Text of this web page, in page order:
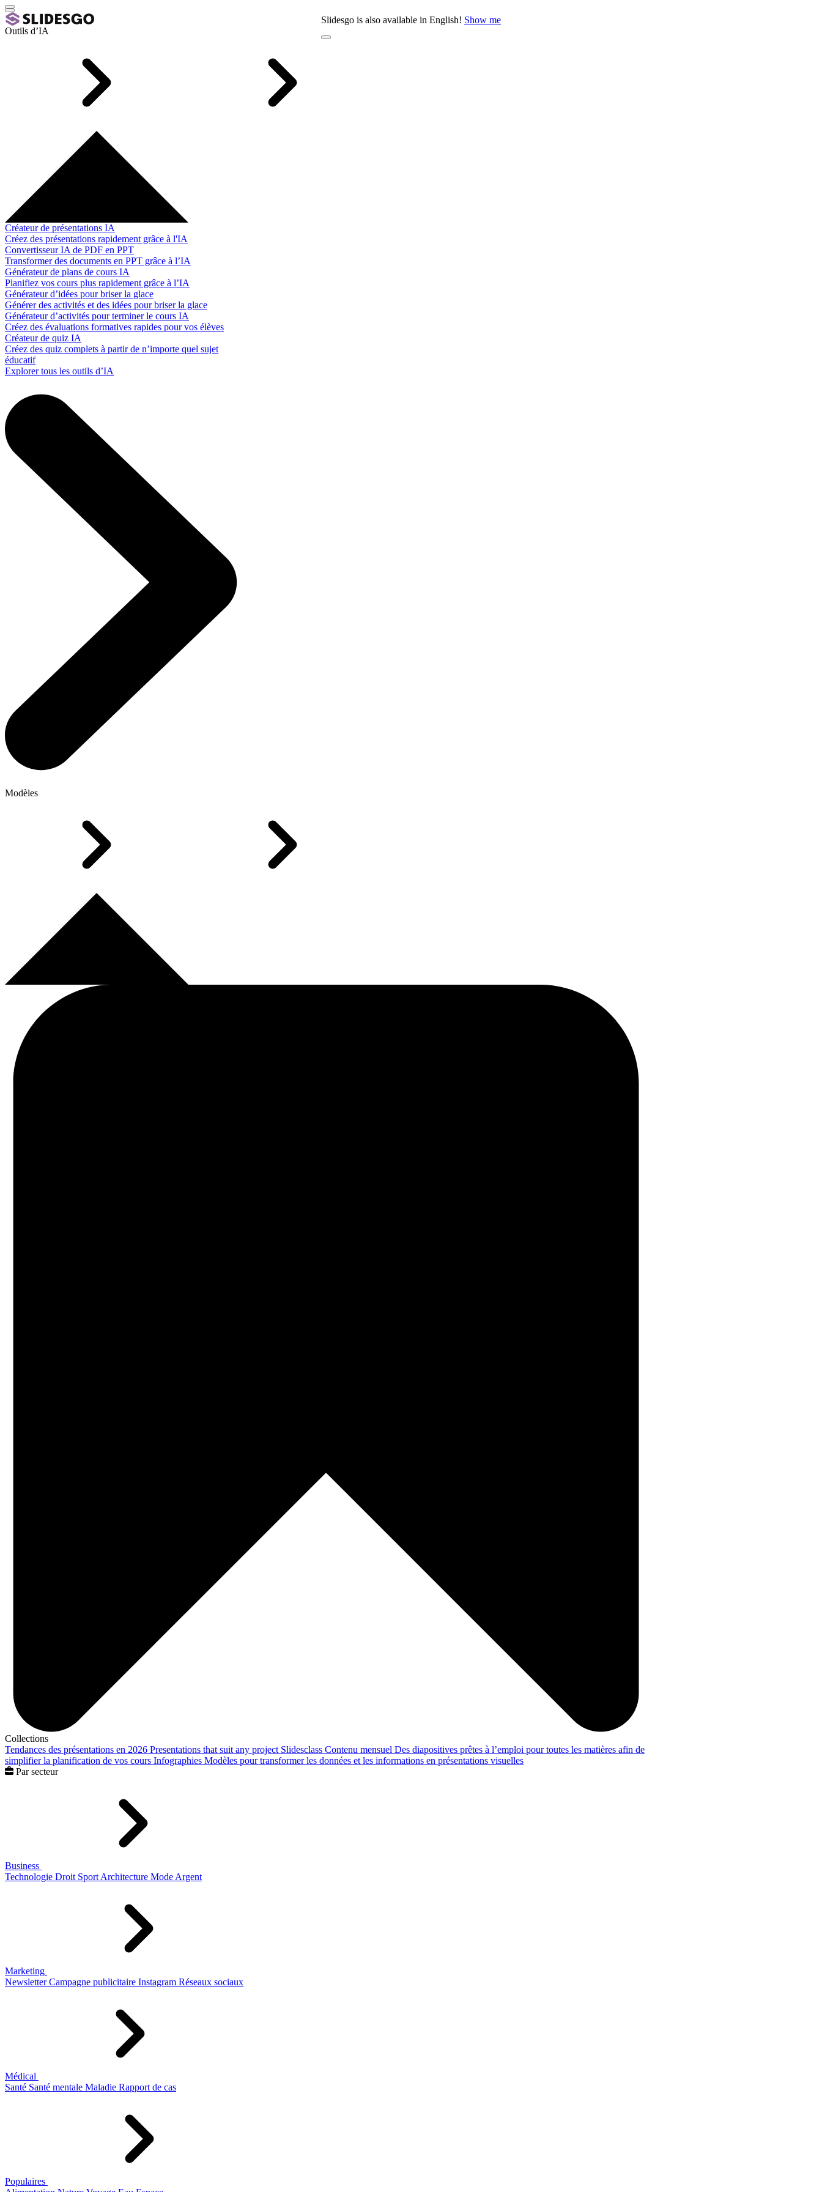
Slidesgo is also available in English! Show me
Outils d’IA
Créateur de présentations IA
Créez des présentations rapidement grâce à l'IA
Convertisseur IA de PDF en PPT
Transformer des documents en PPT grâce à l’IA
Générateur de plans de cours IA
Planifiez vos cours plus rapidement grâce à l’IA
Générateur d’idées pour briser la glace
Générer des activités et des idées pour briser la glace
Générateur d’activités pour terminer le cours IA
Créez des évaluations formatives rapides pour vos élèves
Créateur de quiz IA
Créez des quiz complets à partir de n’importe quel sujet
éducatif
Explorer tous les outils d’IA
Modèles
Collections
Tendances des présentations en 2026 Presentations that suit any project Slidesclass Contenu mensuel Des diapositives prêtes à l’emploi pour toutes les matières afin de
simplifier la planification de vos cours Infographies Modèles pour transformer les données et les informations en présentations visuelles
Par secteur
Business
Technologie Droit Sport Architecture Mode Argent
Marketing
Newsletter Campagne publicitaire Instagram Réseaux sociaux
Médical
Santé Santé mentale Maladie Rapport de cas
Populaires